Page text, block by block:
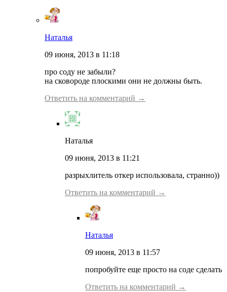
Наталья
09 июня, 2013 в 11:18
про соду не забыли?
на сковороде плоскими они не должны быть.
Ответить на комментарий →
Наталья
09 июня, 2013 в 11:21
разрыхлитель откер использовала, странно))
Ответить на комментарий →
Наталья
09 июня, 2013 в 11:57
попробуйте еще просто на соде сделать
Ответить на комментарий →